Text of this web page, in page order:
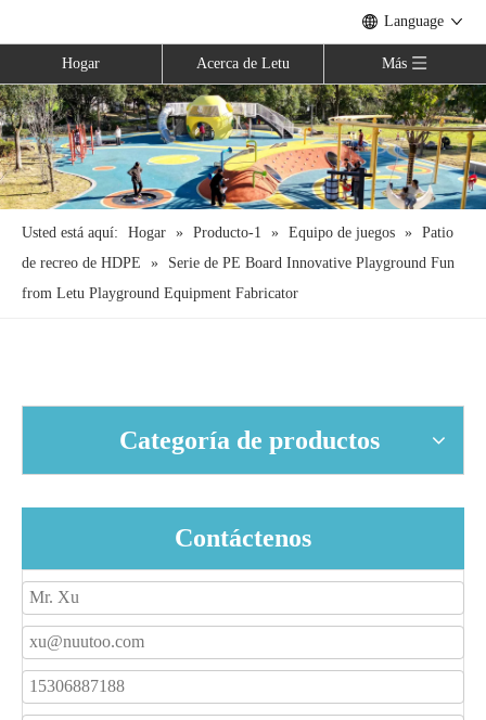
Language
Hogar Acerca de Letu Más
Usted está aquí: Hogar » Producto-1 » Equipo de juegos » Patio
de recreo de HDPE
»
Serie de PE Board Innovative Playground Fun
from Letu Playground Equipment Fabricator
Categoría de productos
Contáctenos